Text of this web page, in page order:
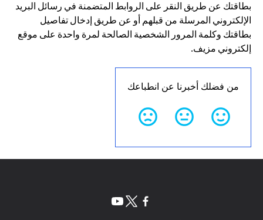
بطاقتك عن طريق النقر على الروابط المتضمنة في رسائل البريد
الإلكتروني المرسلة من قبلهم أو عن طريق إدخال تفاصيل
بطاقتك وكلمة المرور الشخصية الصالحة لمرة واحدة على موقع
إلكتروني مزيف.
من فضلك أخبرنا عن انطباعك